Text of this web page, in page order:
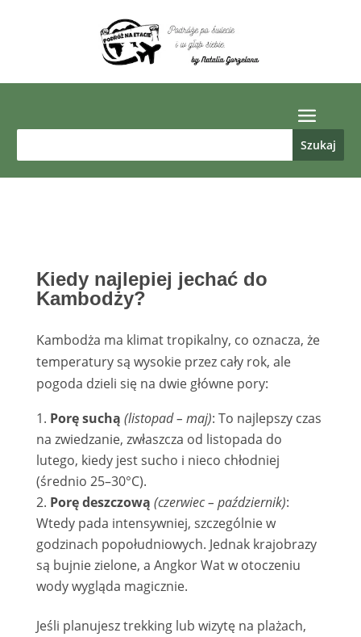
Kiedy najlepiej jechać do
Kambodży?
Kambodża ma klimat tropikalny, co oznacza, że
temperatury są wysokie przez cały rok, ale
pogoda dzieli się na dwie główne pory:
Porę suchą (listopad – maj): To najlepszy czas
na zwiedzanie, zwłaszcza od listopada do
lutego, kiedy jest sucho i nieco chłodniej
(średnio 25–30°C).
Porę deszczową (czerwiec – październik):
Wtedy pada intensywniej, szczególnie w
godzinach popołudniowych. Jednak krajobrazy
są bujnie zielone, a Angkor Wat w otoczeniu
wody wygląda magicznie.
Jeśli planujesz trekking lub wizytę na plażach,